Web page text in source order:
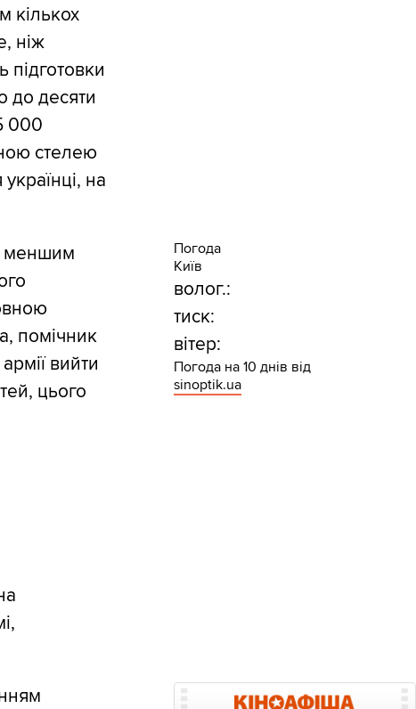
кількох
ніж
підготовки
до десяти
000
стелею
на
меншим
помічник
вийти
цього
Погода
Київ
волог.:
тиск:
вітер:
Погода на 10 днів від
sinoptik.ua